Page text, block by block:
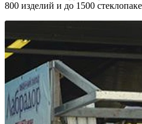
800 изделий и до 1500